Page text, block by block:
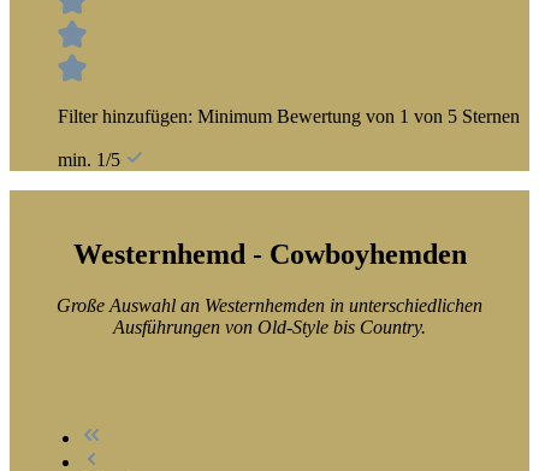
Filter hinzufügen: Minimum Bewertung von 1 von 5 Sternen
min. 1/5
Westernhemd - Cowboyhemden
Große Auswahl an Westernhemden in unterschiedlichen
Ausführungen von Old-Style bis Country.